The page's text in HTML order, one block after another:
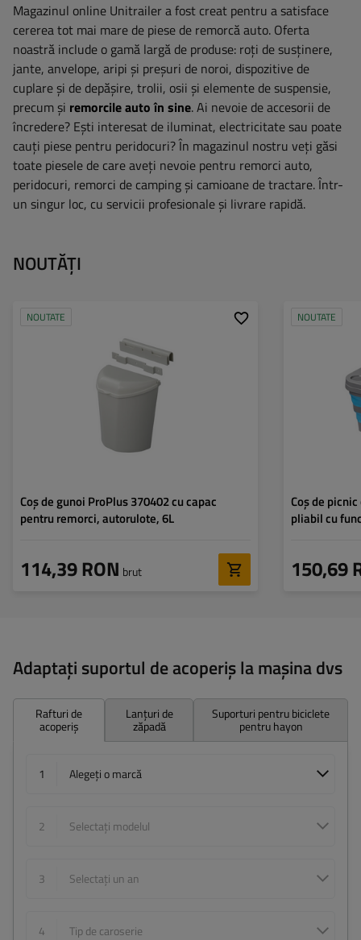
Magazinul online Unitrailer a fost creat pentru a satisface
cererea tot mai mare de piese de remorcă auto. Oferta
noastră include o gamă largă de produse: roți de susținere,
jante, anvelope, aripi și preșuri de noroi, dispozitive de
cuplare și de depășire, trolii, osii și elemente de suspensie,
precum și remorcile auto în sine. Ai nevoie de accesorii de
încredere? Ești interesat de iluminat, electricitate sau poate
cauți piese pentru peridocuri? În magazinul nostru veți găsi
toate piesele de care aveți nevoie pentru remorci auto,
peridocuri, remorci de camping și camioane de tractare. Într-
un singur loc, cu servicii profesionale și livrare rapidă.
NOUTĂȚI
NOUTATE
Coș de gunoi ProPlus 370402 cu capac
pentru remorci, autorulote, 6L
Adaugă în coș
114,39 RON brut
NOUTATE
Coș de
pliabil cu
150,69
Adaptați suportul de acoperiș la mașina dvs
Rafturi de
acoperiș
Lanțuri de
zăpadă
Suporturi pentru biciclete
pentru hayon
1 Alegeți o marcă
2 Selectați modelul
3 Selectați un an
4 Tip de caroserie